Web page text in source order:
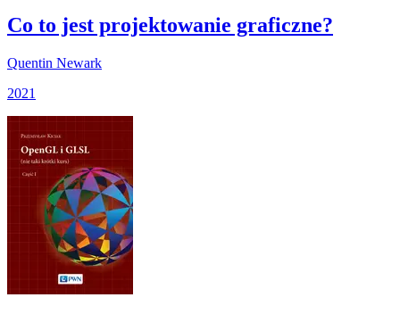
Co to jest projektowanie graficzne?
Quentin Newark
2021